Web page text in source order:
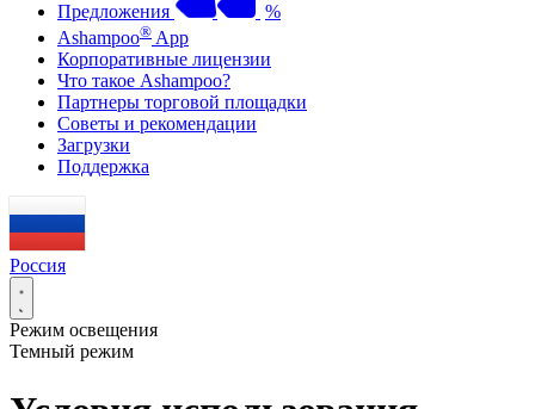
Предложения
%
Ashampoo® App
Корпоративные лицензии
Что такое Ashampoo?
Партнеры торговой площадки
Советы и рекомендации
Загрузки
Поддержка
Россия
Режим освещения
Темный режим